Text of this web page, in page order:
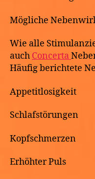
Mögliche
Wie alle
auch Concerta
Häufig berichtete
Appetitlosigkeit
Schlafstörungen
Kopfschmerzen
Erhöhter Puls